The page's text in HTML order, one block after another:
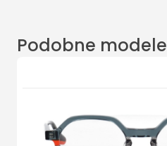
Podobne modele